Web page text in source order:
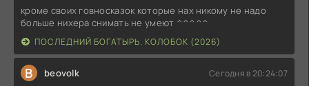
кроме своих говносказок которые нах никому не надо
больше нихера снимать не умеют ^^^^^
ПОСЛЕДНИЙ БОГАТЫРЬ. КОЛОБОК (2026)
B beovolk Сегодня в 20:24:07